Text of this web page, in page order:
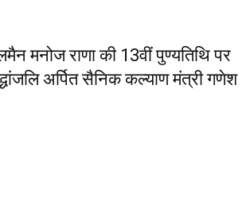
मनोज राणा की 13वीं पुण्यतिथि पर
अर्पित सैनिक कल्याण मंत्री गणेश